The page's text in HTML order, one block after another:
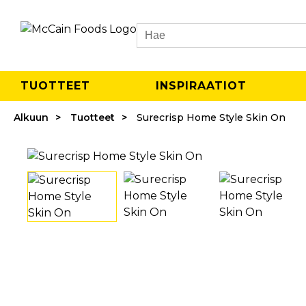
Search
TUOTTEET INSPIRAATIOT
Alkuun Tuotteet Surecrisp Home Style Skin On